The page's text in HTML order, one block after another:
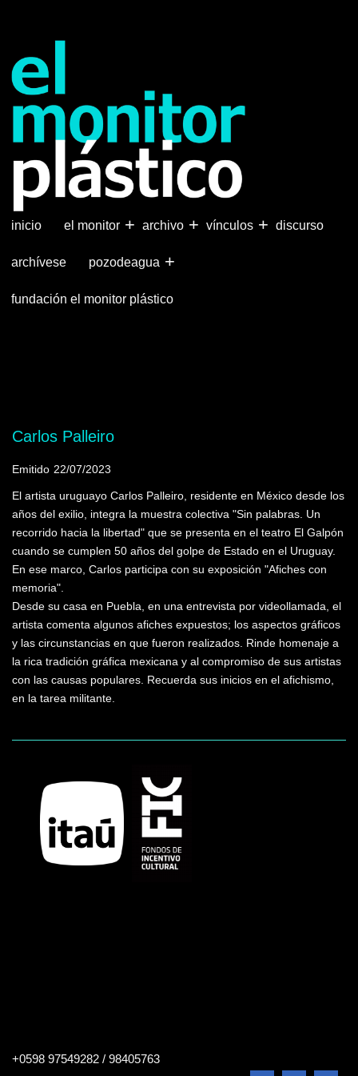
principal
inicio +
el monitor +
archivo +
vínculos discurso
archívese +
pozodeagua
fundación el monitor plástico
Carlos Palleiro
Emitido 22/07/2023
El artista uruguayo Carlos Palleiro, residente en México desde los
años del exilio, integra la muestra colectiva "Sin palabras. Un
recorrido hacia la libertad" que se presenta en el teatro El Galpón
cuando se cumplen 50 años del golpe de Estado en el Uruguay.
En ese marco, Carlos participa con su exposición "Afiches con
memoria".
Desde su casa en Puebla, en una entrevista por videollamada, el
artista comenta algunos afiches expuestos; los aspectos gráficos
y las circunstancias en que fueron realizados. Rinde homenaje a
la rica tradición gráfica mexicana y al compromiso de sus artistas
con las causas populares. Recuerda sus inicios en el afichismo,
en la tarea militante.
+0598 97549282 / 98405763
en